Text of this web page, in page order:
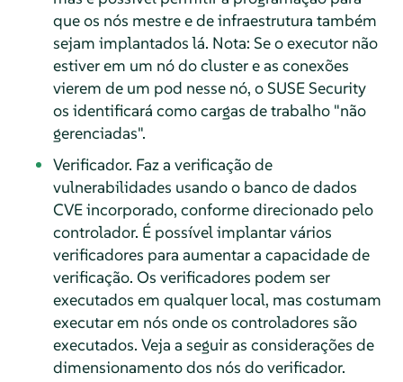
que os nós mestre e de infraestrutura também
sejam implantados lá. Nota: Se o executor não
estiver em um nó do cluster e as conexões
vierem de um pod nesse nó, o SUSE Security
os identificará como cargas de trabalho "não
gerenciadas".
Verificador. Faz a verificação de
vulnerabilidades usando o banco de dados
CVE incorporado, conforme direcionado pelo
controlador. É possível implantar vários
verificadores para aumentar a capacidade de
verificação. Os verificadores podem ser
executados em qualquer local, mas costumam
executar em nós onde os controladores são
executados. Veja a seguir as considerações de
dimensionamento dos nós do verificador.